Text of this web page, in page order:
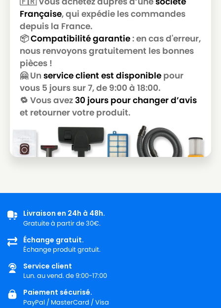
Française, qui expédie les commandes
depuis la France.
📦Compatibilité garantie: en cas d'erreur,
nous renvoyons gratuitement les bonnes
pièces !
🤗 Un service client est disponible pour
vous 5 jours sur 7, de 9:00 à 18:00.
🔁 Vous avez30 jours pour changer d’avis
et retourner votre produit.
Livraison en 24h à 48h.
Gratuite à partir de 30€.
Échange gratuit.
Échange produit gratuit.
Service client
Lun. au vend. de 9:00-17:00
Paiement sécurisé.
PayPal / MasterCard / Visa